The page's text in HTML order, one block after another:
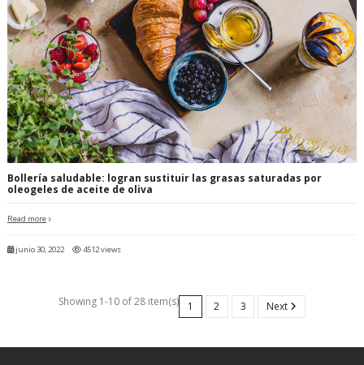
Bollería saludable: logran sustituir las grasas saturadas por
oleogeles de aceite de oliva
Read more
junio 30, 2022 4512 views
Showing 1-10 of 28 item(s) 1 2 3 Next